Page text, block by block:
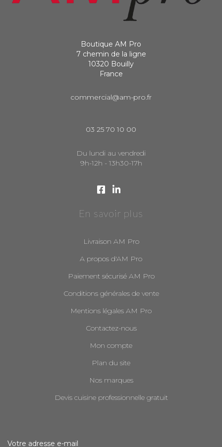
Boutique AM Pro
7 chemin de la ligne
10320 Bouilly
France
commercial@am-pro.fr
03 25 70 10 00
Du lundi au vendredi
9h-12h - 13h30-17h
En savoir plus
Livraison AM Pro
A propos d'AM Pro
Paiement sécurisé AM Pro
Conditions générales de vente
Mentions légales AM Pro
Contactez-nous
Mon compte
Plan du site
Nos marques
Devis cuisine professionnelle gratuit
Votre adresse e-mail